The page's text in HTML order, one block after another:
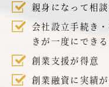
親身になって相
会社設立手続き
きが一度にできる
創業支援が得意
創業融資に実績